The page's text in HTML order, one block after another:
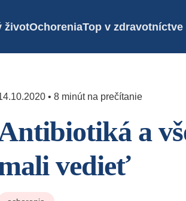
životOchoreniaTop v zdravotníctve
• 8 minút na prečítanie
a
vedieť